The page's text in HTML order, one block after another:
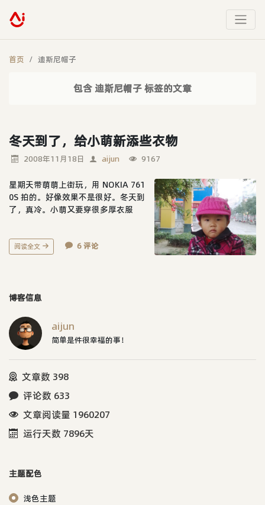
首页 迪斯尼帽子
包含 迪斯尼帽子 标签的文章
冬天到了，给小萌新添些衣物
2008年11月18日 aijun 9167
星期天带萌萌上街玩，用 NOKIA 761
0S 拍的。好像效果不是很好。冬天到
了，真冷。小萌又要穿很多厚衣服
阅读全文 6 评论
博客信息
aijun
简单是件很幸福的事！
文章数 398
评论数 633
文章阅读量 1960207
运行天数 7896天
主题配色
浅色主题